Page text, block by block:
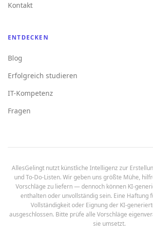
Kontakt
ENTDECKEN
Blog
Erfolgreich studieren
IT-Kompetenz
Fragen
AllesGelingt nutzt künstliche Intelligenz zur
und To-Do-Listen. Wir geben uns größte Mühe,
Vorschläge zu liefern — dennoch können KI-
enthalten oder unvollständig sein. Eine Haftung
Vollständigkeit oder Eignung der KI-
ausgeschlossen. Bitte prüfe alle Vorschläge
sie umsetzt.